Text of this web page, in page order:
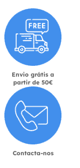
Envio grátis a
partir de 50€
Contacta-nos